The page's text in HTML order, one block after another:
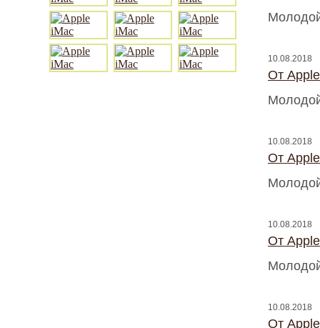
10.08.2018
От
10.08.2018
От
10.08.2018
От
10.08.2018
От